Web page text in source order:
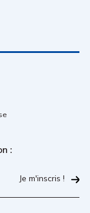
:
Je m'inscris !